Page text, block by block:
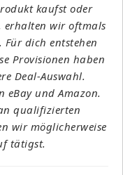
kaufst oder
erhalten wir oftmals
dich entstehen
Provisionen haben
Deal-Auswahl.
eBay und Amazon.
qualifizierten
wir möglicherweise
tätigst.